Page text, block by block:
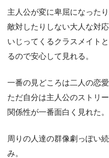
主人公が変に卑屈になった
敵対したりしない大人な対応
いじってくるクラスメイト
るので安心して見れる。
一番の見どころは二人の恋
ただ自分は主人公のストリ
関係性が一番面白く見れた。
周りの人達の群像劇っぽい
み。